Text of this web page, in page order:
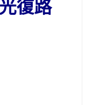
復路